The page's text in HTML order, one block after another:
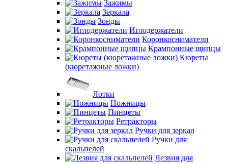
Зажимы
Зеркала
Зонды
Иглодержатели
Коронкосниматели
Крампонные щипцы
Кюреты
(кюретажные ложки)
Лотки
Ножницы
Пинцеты
Ретракторы
Ручки для зеркал
Ручки для
скальпелей
Лезвия для